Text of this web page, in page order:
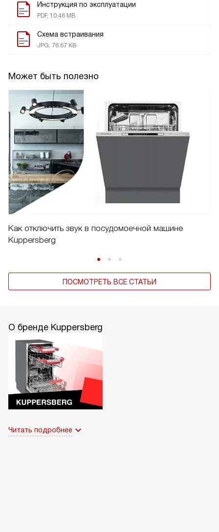
Инструкция по эксплуатации
PDF, 10.46 MB
Схема встраивания
JPG, 76.67 KB
Может быть полезно
Как отключить звук в посудомоечной машине
Kuppersberg
ПОСМОТРЕТЬ ВСЕ СТАТЬИ
О бренде Kuppersberg
Читать подробнее